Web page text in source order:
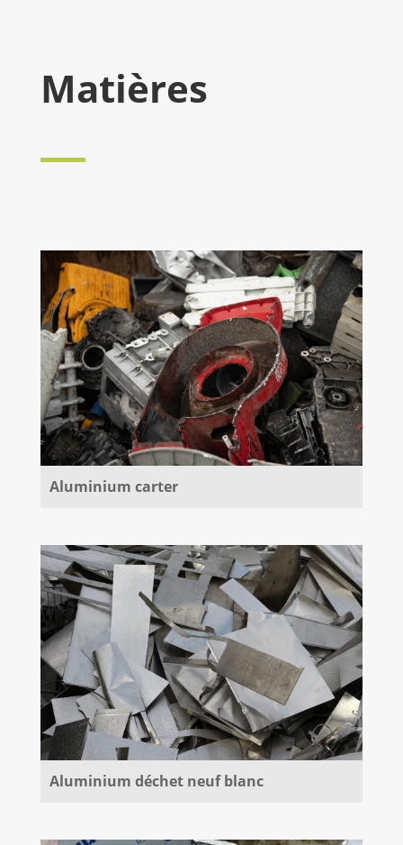
Matières
Aluminium carter
Aluminium déchet neuf blanc